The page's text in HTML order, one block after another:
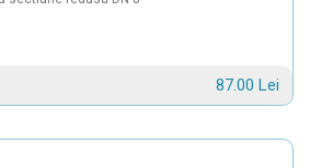
87.00 Lei